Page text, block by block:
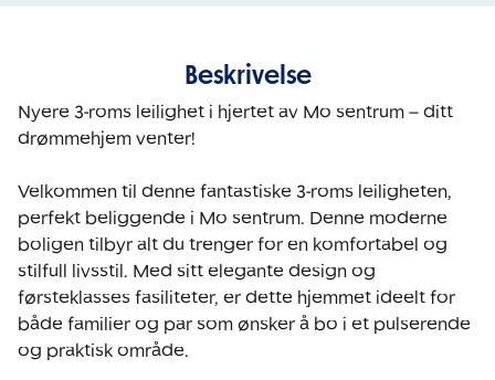
Beskrivelse
Nyere 3-roms leilighet i hjertet av Mo sentrum – ditt
drømmehjem venter!
Velkommen til denne fantastiske 3-roms leiligheten,
perfekt beliggende i Mo sentrum. Denne moderne
boligen tilbyr alt du trenger for en komfortabel og
stilfull livsstil. Med sitt elegante design og
førsteklasses fasiliteter, er dette hjemmet ideelt for
både familier og par som ønsker å bo i et pulserende
og praktisk område.